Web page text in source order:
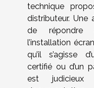
technique
distributeur. Une
de répondre
l’installation
qu’il s’agisse
certifié ou d’un
est